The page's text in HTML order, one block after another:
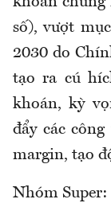
số), vượt
2030 do
tạo ra cú
khoán, kỳ
đẩy các
margin, tạo
Nhóm